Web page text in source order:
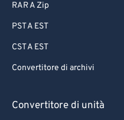
RAR A Zip
PST A EST
CST A EST
Convertitore di archivi
Convertitore di unità